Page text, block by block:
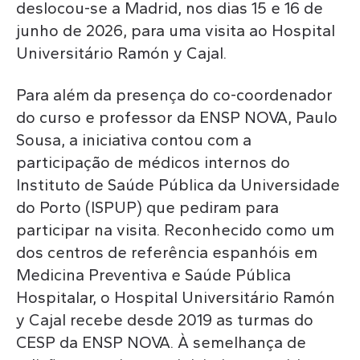
deslocou-se a Madrid, nos dias 15 e 16 de
junho de 2026, para uma visita ao Hospital
Universitário Ramón y Cajal.
Para além da presença do co-coordenador
do curso e professor da ENSP NOVA, Paulo
Sousa, a iniciativa contou com a
participação de médicos internos do
Instituto de Saúde Pública da Universidade
do Porto (ISPUP) que pediram para
participar na visita. Reconhecido como um
dos centros de referência espanhóis em
Medicina Preventiva e Saúde Pública
Hospitalar, o Hospital Universitário Ramón
y Cajal recebe desde 2019 as turmas do
CESP da ENSP NOVA. À semelhança de